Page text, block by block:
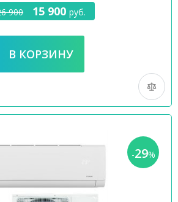
900 15 900 руб.
-29%